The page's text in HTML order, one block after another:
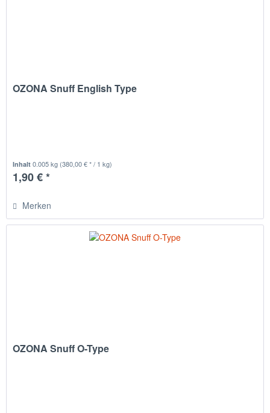
OZONA Snuff English Type
Inhalt0.005 kg (380,00 € * / 1 kg)
1,90 € *
Merken
OZONA Snuff O-Type